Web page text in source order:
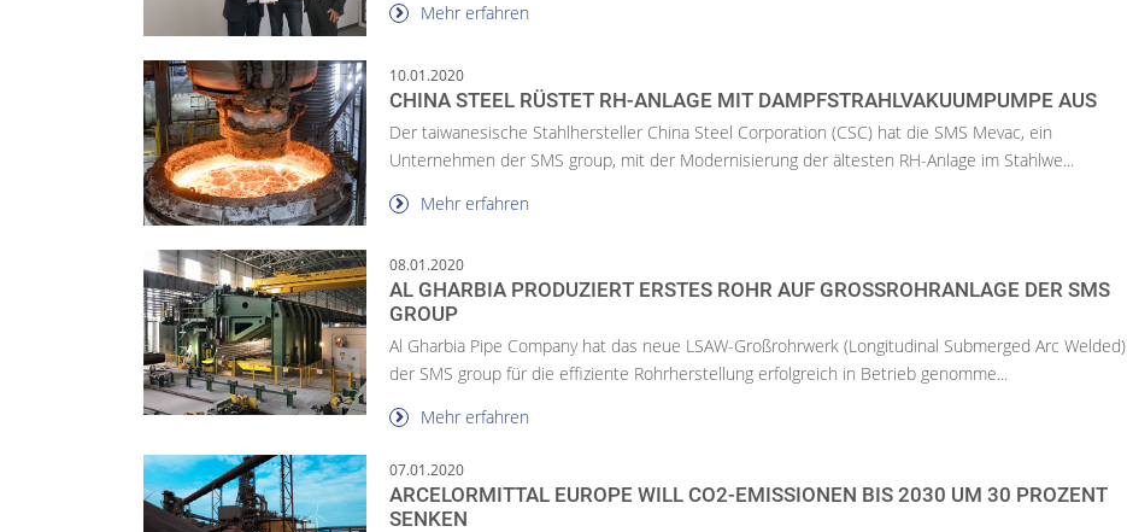
Mehr erfahren
10.01.2020
CHINA STEEL RÜSTET RH-ANLAGE MIT DAMPFSTRAHLVAKUUMPUMPE AUS
Der taiwanesische Stahlhersteller China Steel Corporation (CSC) hat die SMS Mevac, ein
Unternehmen der SMS group, mit der Modernisierung der ältesten RH-Anlage im Stahlwe...
Mehr erfahren
08.01.2020
AL GHARBIA PRODUZIERT ERSTES ROHR AUF GROSSROHRANLAGE DER SMS G
ROUP
Al Gharbia Pipe Company hat das neue LSAW-Großrohrwerk (Longitudinal Submerged Arc Welded)
der SMS group für die effiziente Rohrherstellung erfolgreich in Betrieb genomme...
Mehr erfahren
07.01.2020
ARCELORMITTAL EUROPE WILL CO2-EMISSIONEN BIS 2030 UM 30 PROZENT
SENKEN